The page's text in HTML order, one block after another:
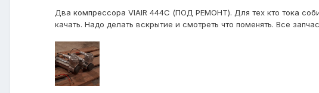
Два компрессора VIAIR 444C (ПОД РЕМОНТ). Для тех кто тока
качать. Надо делать вскрытие и смотреть что поменять. Все